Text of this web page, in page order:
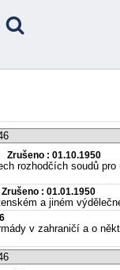
Zrušeno : 01.10.1950
rozhodčích soudů
: 01.01.1950
a jiném
v zahraničí a o